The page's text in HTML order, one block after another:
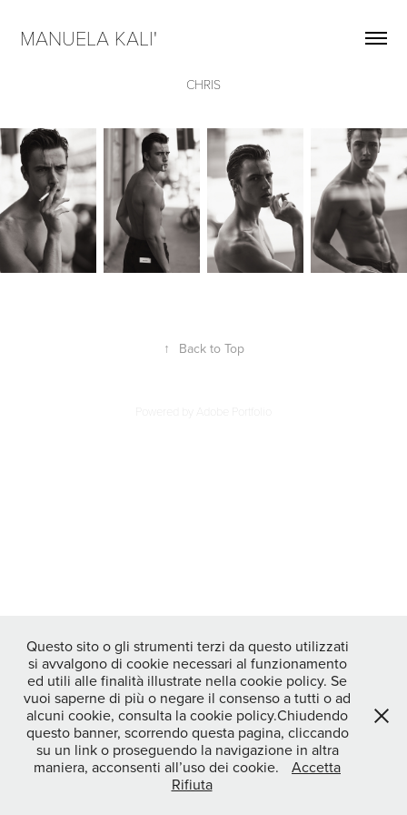
MANUELA KALI'
CHRIS
↑ Back to Top
Questo sito o gli strumenti terzi da questo utilizzati
si avvalgono di cookie necessari al funzionamento
ed utili alle finalità illustrate nella cookie policy. Se
vuoi saperne di più o negare il consenso a tutti o ad
alcuni cookie, consulta la cookie policy.Chiudendo
questo banner, scorrendo questa pagina, cliccando
su un link o proseguendo la navigazione in altra
maniera, acconsenti all’uso dei cookie.
Accetta
Rifiuta